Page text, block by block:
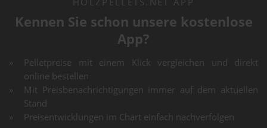
Kennen Sie schon unsere kostenlose
App?
Pelletpreise mit einem Klick vergleichen und direkt
online bestellen
Mit Preisbenachrichtigungen immer auf dem aktuellen
Stand
Preisentwicklungen im Chart einfach nachverfolgen